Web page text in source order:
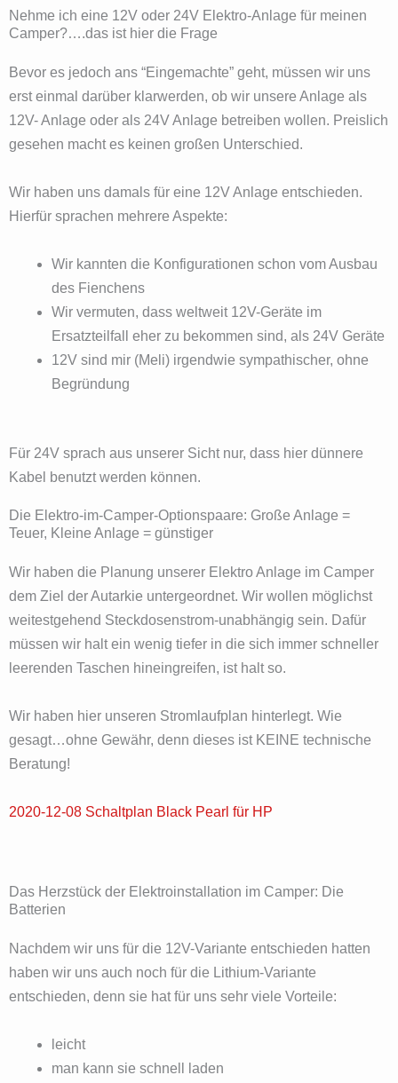
Nehme ich eine 12V oder 24V Elektro-Anlage für meinen
Camper?….das ist hier die Frage
Bevor es jedoch ans “Eingemachte” geht, müssen wir uns
erst einmal darüber klarwerden, ob wir unsere Anlage als
12V- Anlage oder als 24V Anlage betreiben wollen. Preislich
gesehen macht es keinen großen Unterschied.
Wir haben uns damals für eine 12V Anlage entschieden.
Hierfür sprachen mehrere Aspekte:
Wir kannten die Konfigurationen schon vom Ausbau
des Fienchens
Wir vermuten, dass weltweit 12V-Geräte im
Ersatzteilfall eher zu bekommen sind, als 24V Geräte
12V sind mir (Meli) irgendwie sympathischer, ohne
Begründung
Für 24V sprach aus unserer Sicht nur, dass hier dünnere
Kabel benutzt werden können.
Die Elektro-im-Camper-Optionspaare: Große Anlage =
Teuer, Kleine Anlage = günstiger
Wir haben die Planung unserer Elektro Anlage im Camper
dem Ziel der Autarkie untergeordnet. Wir wollen möglichst
weitestgehend Steckdosenstrom-unabhängig sein. Dafür
müssen wir halt ein wenig tiefer in die sich immer schneller
leerenden Taschen hineingreifen, ist halt so.
Wir haben hier unseren Stromlaufplan hinterlegt. Wie
gesagt…ohne Gewähr, denn dieses ist KEINE technische
Beratung!
2020-12-08 Schaltplan Black Pearl für HP
Das Herzstück der Elektroinstallation im Camper: Die
Batterien
Nachdem wir uns für die 12V-Variante entschieden hatten
haben wir uns auch noch für die Lithium-Variante
entschieden, denn sie hat für uns sehr viele Vorteile:
leicht
man kann sie schnell laden